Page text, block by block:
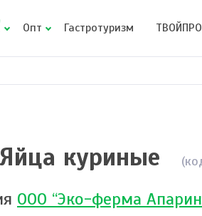
Опт Гастротуризм
Яйца куриные
ООО “Эко-ферма